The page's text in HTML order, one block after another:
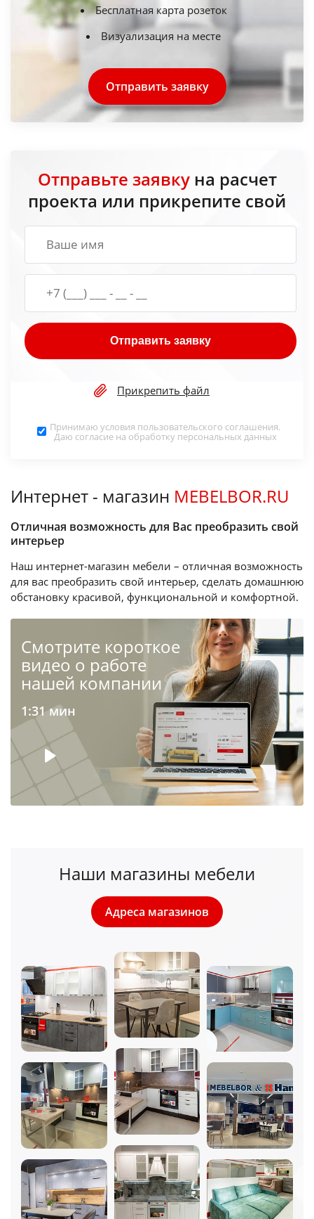
Бесплатная карта розеток
Визуализация на месте
Отправить заявку
Отправьте заявкуна расчет
проекта или прикрепите свой
Отправить заявку
Прикрепить файл
Принимаю условия пользовательского соглашения.
Даю согласие на обработку персональных данных
Интернет - магазин MEBELBOR.RU
Отличная возможность для Вас преобразить свой
интерьер
Наш интернет-магазин мебели – отличная возможность
для вас преобразить свой интерьер, сделать домашнюю
обстановку красивой, функциональной и комфортной.
Cмотрите короткое
видео о работе
нашей компании
1:31 мин
Наши магазины мебели
Адреса магазинов